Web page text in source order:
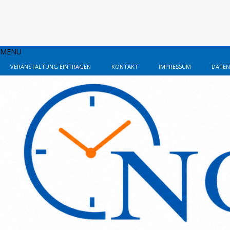
MENU
VERANSTALTUNG EINTRAGEN KONTAKT IMPRESSUM